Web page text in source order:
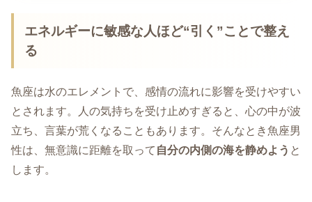
エネルギーに敏感な人ほど“引く”ことで整え
る
魚座は水のエレメントで、感情の流れに影響を受けやすい
とされます。人の気持ちを受け止めすぎると、心の中が波
立ち、言葉が荒くなることもあります。そんなとき魚座男
性は、無意識に距離を取って 自分の内側の海を静めよう と
します。